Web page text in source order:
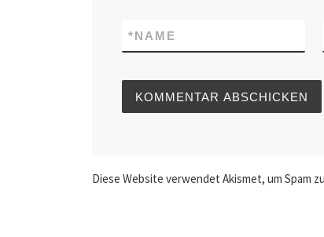
NAME
*
Diese Website verwendet Akismet, um Spam